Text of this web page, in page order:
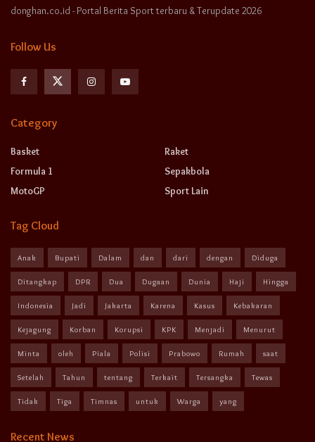
donghan.co.id - Portal Berita Sport terbaru & Terupdate 2026
Follow Us
Category
Basket
Formula 1
MotoGP
Raket
Sepakbola
Sport Lain
Tag Cloud
Anak Bupati Dalam dan dari dengan Diduga
Ditangkap DPR Dua Dugaan Dunia Haji Hingga
Indonesia Jadi Jakarta Karena Kasus Kebakaran
Kejagung Korban Korupsi KPK Menjadi Menurut
Minta oleh Piala Polisi Prabowo Rumah saat
Setelah Tahun tentang Terkait Tersangka Tewas
Tidak Tiga Timnas untuk Warga yang
Recent News